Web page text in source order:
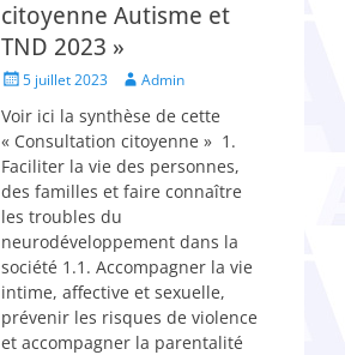
citoyenne Autisme et
TND 2023 »
Posted5 juillet 2023 Author
Admin
Voir ici la synthèse de cette
« Consultation citoyenne » 1.
Faciliter la vie des personnes,
des familles et faire connaître
les troubles du
neurodéveloppement dans la
société 1.1. Accompagner la vie
intime, affective et sexuelle,
prévenir les risques de violence
et accompagner la parentalité